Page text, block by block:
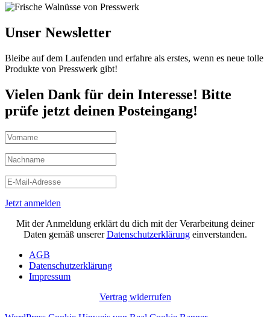
Unser Newsletter
Bleibe auf dem Laufenden und erfahre als erstes, wenn es neue tolle
Produkte von Presswerk gibt!
Vielen Dank für dein Interesse! Bitte
prüfe jetzt deinen Posteingang!
Jetzt anmelden
Mit der Anmeldung erklärt du dich mit der Verarbeitung deiner
Daten gemäß unsererDatenschutzerklärungeinverstanden.
AGB
Datenschutzerklärung
Impressum
Vertrag widerrufen